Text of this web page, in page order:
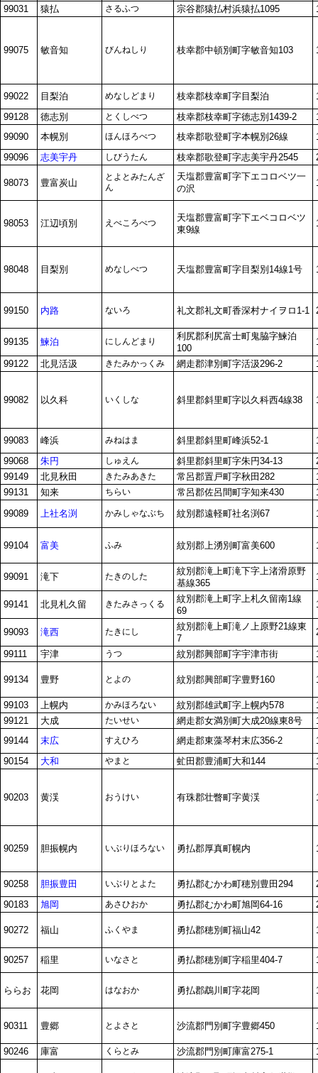
99031
猿払 さるふつ 宗谷郡猿払村浜猿払1095
99075 敏音知 びんねしり 枝幸郡中頓別町字敏音知103
99022 目梨泊 めなしどまり 枝幸郡枝幸町字目梨泊
99128
徳志別 とくしべつ 枝幸郡枝幸町字徳志別1439-2
99090
本幌別 ほんほろべつ 枝幸郡歌登町字本幌別26線
99096
志美宇丹 しびうたん 枝幸郡歌登町字志美宇丹2545
98073 豊富炭山
とよとみたんざ
ん
天塩郡豊富町字下エコロベツ一
の沢
98053 江辺頃別 えべころべつ
天塩郡豊富町字下エベコロベツ
東9線
98048 目梨別 めなしべつ 天塩郡豊富町字目梨別14線1号
99150 内路 ないろ 礼文郡礼文町香深村ナイヲロ1-1
99135 鰊泊 にしんどまり
利尻郡利尻富士町鬼脇字鰊泊
100
99122 北見活汲 きたみかっくみ 網走郡津別町字活汲296-2
99082 以久科 いくしな 斜里郡斜里町字以久科西4線38
99083 峰浜 みねはま 斜里郡斜里町峰浜52-1
99068
朱円 しゅえん 斜里郡斜里町字朱円34-13
99149
北見秋田 きたみあきた 常呂郡置戸町字秋田282
99131
知来 ちらい 常呂郡佐呂間町字知来430
99089
上社名渕 かみしゃなぶち 紋別郡遠軽町社名渕67
99104 富美 ふみ 紋別郡上湧別町富美600
99091 滝下 たきのした
紋別郡滝上町滝下字上渚滑原野
基線365
99141 北見札久留 きたみさっくる
紋別郡滝上町字上札久留南1線
69
99093 滝西 たきにし
紋別郡滝上町滝ノ上原野21線東
7
99111 宇津 うつ 紋別郡興部町字宇津市街
99134 豊野 とよの 紋別郡興部町字豊野160
99103 上幌内 かみほろない 紋別郡雄武町字上幌内578
99121
大成 たいせい 網走郡女満別町大成20線東8号
99144
末広 すえひろ 網走郡東藻琴村末広356-2
90154
大和 やまと 虻田郡豊浦町大和144
90203 黄渓 おうけい 有珠郡壮瞥町字黄渓
90259 胆振幌内 いぶりほろない 勇払郡厚真町幌内
90258 胆振豊田 いぶりとよた 勇払郡むかわ町穂別豊田294
90183
旭岡 あさひおか 勇払郡むかわ町旭岡64-16
90272 福山 ふくやま 勇払郡穂別町福山42
90257 稲里 いなさと 勇払郡穂別町字稲里404-7
ららお 花岡 はなおか 勇払郡鵡川町字花岡
90311 豊郷 とよさと 沙流郡門別町字豊郷450
90246 庫富 くらとみ 沙流郡門別町庫富275-1